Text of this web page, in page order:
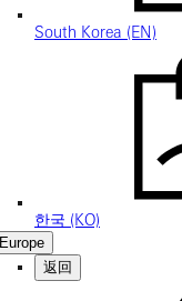
South Korea (EN)
한국 (KO)
Europe
返回